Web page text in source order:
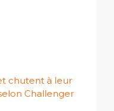
chutent à leur
Challenger